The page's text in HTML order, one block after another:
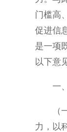
门槛高
促进信
是一项
以下意
一
力，以